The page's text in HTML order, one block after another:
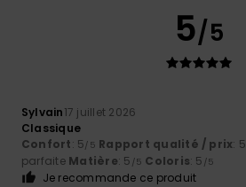
5/5
Sylvain17 juillet 2026
Classique
Confort: 5/5 Rapport qualité / prix: 5
parfaite Matière: 5 /5 Coloris: 5 /5
Je recommande ce produit